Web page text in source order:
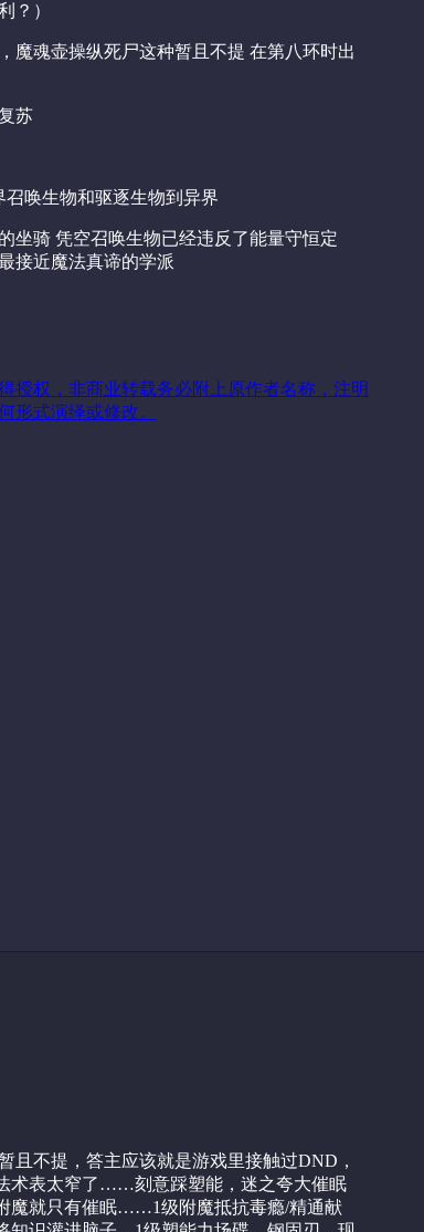
？）
魔魂壶操纵死尸这种暂且不提 在第八环时出
苏
唤生物和驱逐生物到异界
坐骑 凭空召唤生物已经违反了能量守恒定
接近魔法真谛的学派
授权，非商业转载务必附上原作者名称，注明
形式演绎或修改。
且不提，答主应该就是游戏里接触过DND，
术表太窄了……刻意踩塑能，迷之夸大催眠
魔就只有催眠……1级附魔抵抗毒瘾/精通献